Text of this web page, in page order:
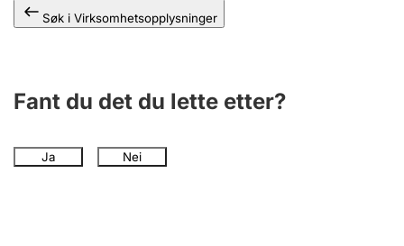
Søk i Virksomhetsopplysninger
Fant du det du lette etter?
Ja Nei